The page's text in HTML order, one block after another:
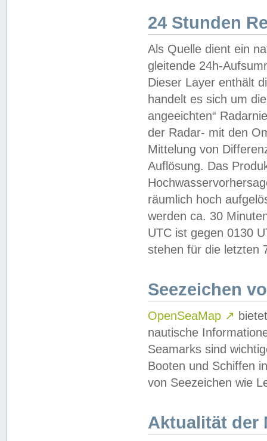
24 Stunden
Als Quelle dient ein
gleitende 24h-
Dieser Layer enthält
handelt es sich um
angeeichten“
der Radar- mit den
Mittelung von
Auflösung. Das
räumlich hoch
werden ca. 30
UTC ist gegen 0130
stehen für die letzten
Seezeichen
OpenSeaMap ↗
nautische
Seamarks sind
Booten und Schiffen
von Seezeichen wie
Aktualität der